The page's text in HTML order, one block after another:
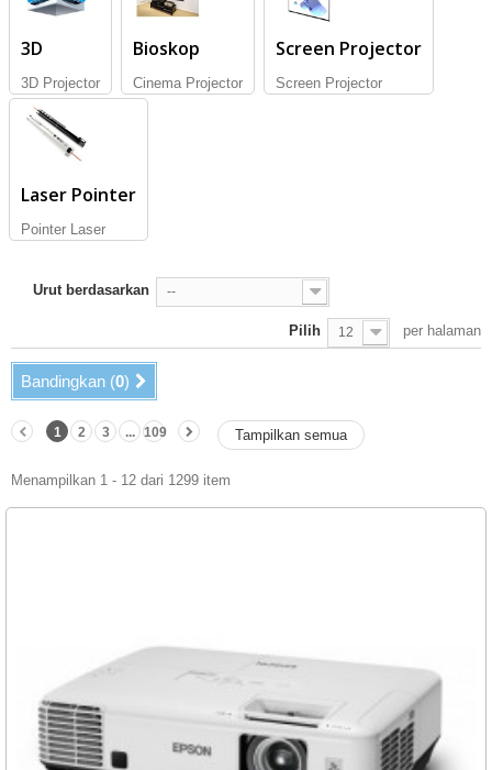
3D
3D Projector
Bioskop
Cinema Projector
Screen Projector
Screen Projector
Laser Pointer
Pointer Laser
Urut berdasarkan --
Pilih 12 per halaman
Bandingkan (0)
Tampilkan semua
1 2 3 ... 109
Menampilkan 1 - 12 dari 1299 item